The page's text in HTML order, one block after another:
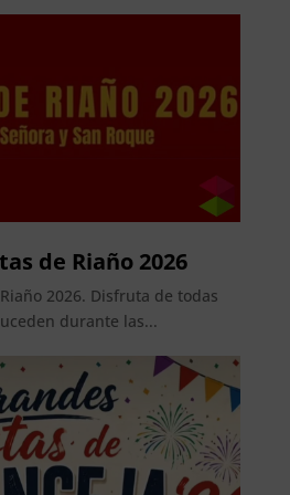
de Riaño 2026
2026. Disfruta de todas
durante las...